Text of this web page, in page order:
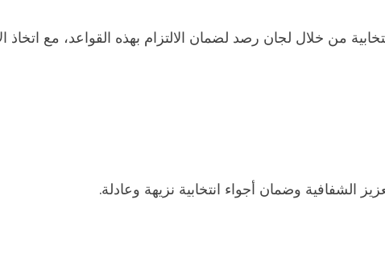
من خلال لجان رصد لضمان الالتزام بهذه القواعد، مع
الشفافية وضمان أجواء انتخابية نزيهة وعادلة.